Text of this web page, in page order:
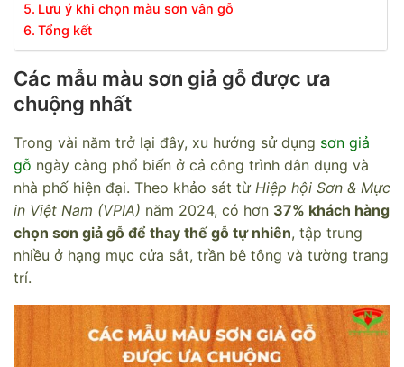
Lưu ý khi chọn màu sơn vân gỗ
Tổng kết
Các mẫu màu sơn giả gỗ được ưa
chuộng nhất
Trong vài năm trở lại đây, xu hướng sử dụng sơn giả
gỗ ngày càng phổ biến ở cả công trình dân dụng và
nhà phố hiện đại. Theo khảo sát từ Hiệp hội Sơn & Mực
in Việt Nam (VPIA) năm 2024, có hơn 37% khách hàng
chọn sơn giả gỗ để thay thế gỗ tự nhiên, tập trung
nhiều ở hạng mục cửa sắt, trần bê tông và tường trang
trí.